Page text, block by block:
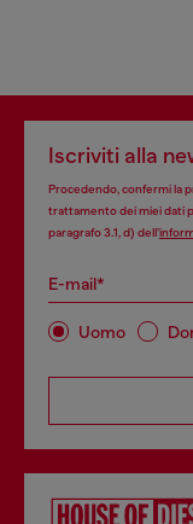
Iscriviti alla
Procedendo, confermi la
trattamento dei miei dati
paragrafo 3.1, d) dell’
E-mail*
Uomo